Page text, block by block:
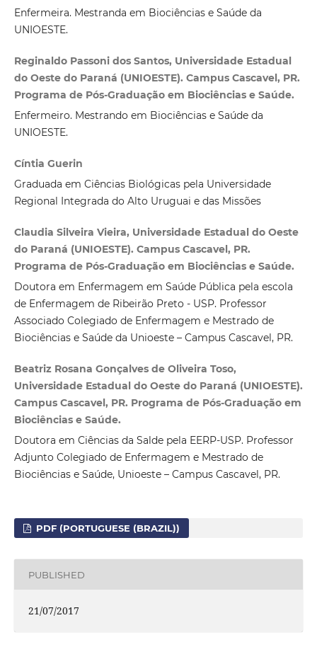
Enfermeira. Mestranda em Biociências e Saúde da
UNIOESTE.
Reginaldo Passoni dos Santos, Universidade Estadual
do Oeste do Paraná (UNIOESTE). Campus Cascavel, PR.
Programa de Pós-Graduação em Biociências e Saúde.
Enfermeiro. Mestrando em Biociências e Saúde da
UNIOESTE.
Cíntia Guerin
Graduada em Ciências Biológicas pela Universidade
Regional Integrada do Alto Uruguai e das Missões
Claudia Silveira Vieira, Universidade Estadual do Oeste
do Paraná (UNIOESTE). Campus Cascavel, PR.
Programa de Pós-Graduação em Biociências e Saúde.
Doutora em Enfermagem em Saúde Pública pela escola
de Enfermagem de Ribeirão Preto - USP. Professor
Associado Colegiado de Enfermagem e Mestrado de
Biociências e Saúde da Unioeste – Campus Cascavel, PR.
Beatriz Rosana Gonçalves de Oliveira Toso,
Universidade Estadual do Oeste do Paraná (UNIOESTE).
Campus Cascavel, PR. Programa de Pós-Graduação em
Biociências e Saúde.
Doutora em Ciências da Salde pela EERP-USP. Professor
Adjunto Colegiado de Enfermagem e Mestrado de
Biociências e Saúde, Unioeste – Campus Cascavel, PR.
PDF (PORTUGUESE (BRAZIL))
PUBLISHED
21/07/2017